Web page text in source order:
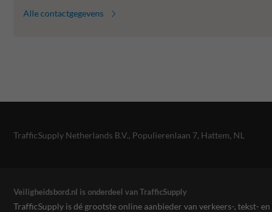
Alle contactgegevens
TrafficSupply Netherlands B.V., Populierenlaan 7, Hattem, NL
Veiligheidsbord.nl is onderdeel van TrafficSupply
TrafficSupply is dé grootste online aanbieder van verkeers-, tekst-